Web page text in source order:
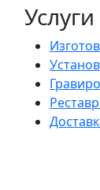
Услуги